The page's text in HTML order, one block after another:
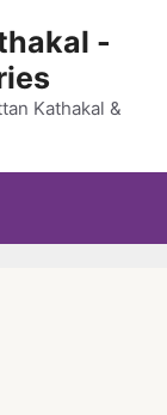
-
Kathakal &